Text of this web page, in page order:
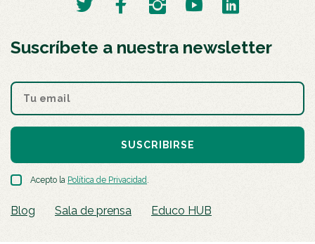
Suscríbete a nuestra newsletter
SUSCRIBIRSE
Acepto la Política de Privacidad.
Blog Sala de prensa Educo HUB